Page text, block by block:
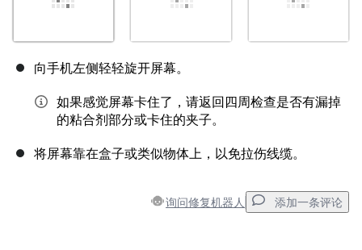
向手机左侧轻轻旋开屏幕。
如果感觉屏幕卡住了，请返回四周检查是否有漏掉
的粘合剂部分或卡住的夹子。
将屏幕靠在盒子或类似物体上，以免拉伤线缆。
询问修复机器人 添加一条评论